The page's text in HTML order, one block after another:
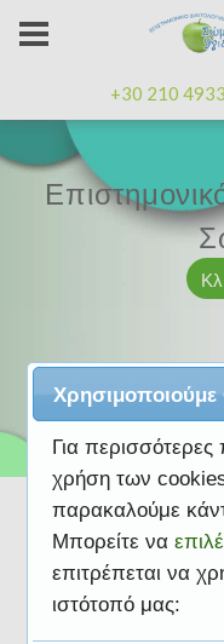
+30 210
Μαζί
Χρησιμοποιούμε
Για περισσότερες
χρήση των
παρακαλούμε
Μπορείτε να
επιτρέπεται να
ιστότοπό μας: